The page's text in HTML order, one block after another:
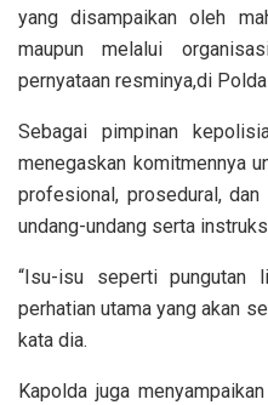
yang disampaikan oleh
maupun melalui
pernyataan resminya,di
Sebagai pimpinan
menegaskan komitmennya
profesional, prosedural,
undang-undang serta
“Isu-isu seperti pungutan
perhatian utama yang akan
kata dia.
Kapolda juga